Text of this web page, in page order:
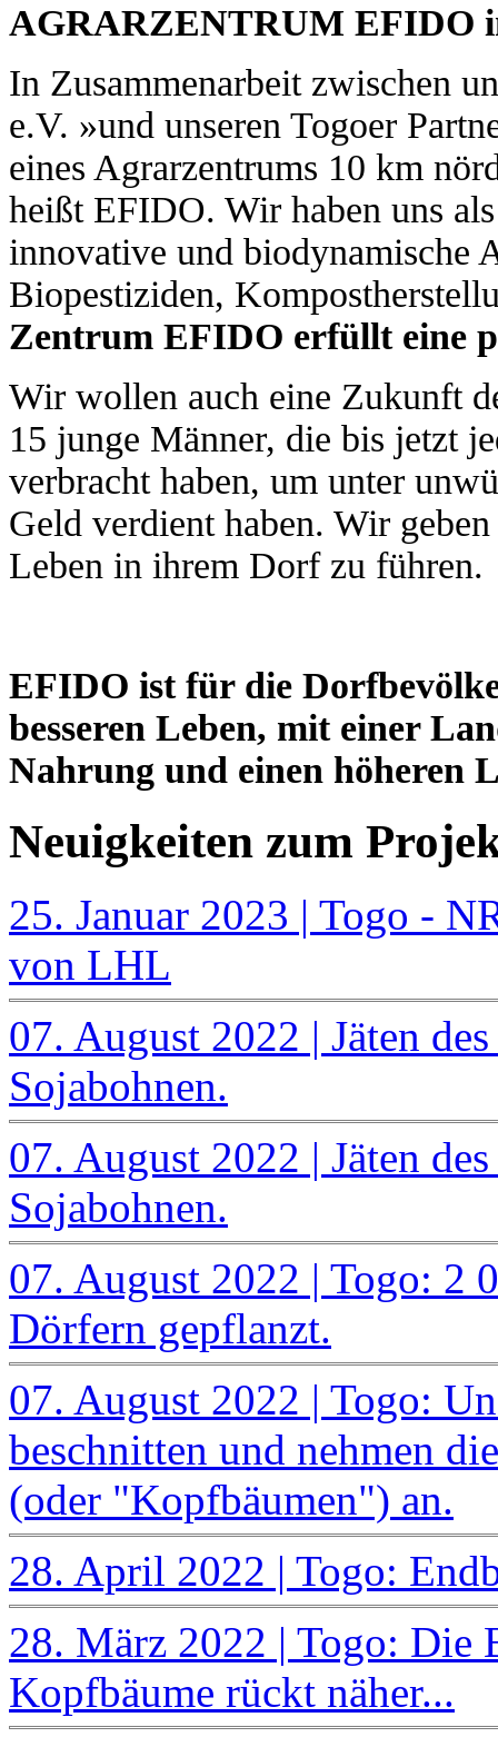
AGRARZENTRUM EFIDO
In Zusammenarbeit zwischen
e.V. »und unseren Togoer
eines Agrarzentrums 10 km
heißt EFIDO. Wir haben uns
innovative und biodynamische
Biopestiziden,
Zentrum EFIDO erfüllt eine
Wir wollen auch eine Zukunft
15 junge Männer, die bis jetzt
verbracht haben, um unter
Geld verdient haben. Wir
Leben in ihrem Dorf zu führen.
EFIDO ist für die
besseren Leben, mit einer
Nahrung und einen höheren
Neuigkeiten zum
25. Januar 2023 | Togo -
von LHL
07. August 2022 | Jäten
Sojabohnen.
07. August 2022 | Jäten
Sojabohnen.
07. August 2022 | Togo: 2
Dörfern gepflanzt.
07. August 2022 | Togo:
beschnitten und nehmen
(oder "Kopfbäumen") an.
28. April 2022 | Togo:
28. März 2022 | Togo: Die
Kopfbäume rückt näher...